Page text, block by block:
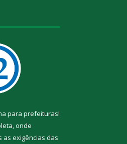
para prefeituras!
onde
as exigências das